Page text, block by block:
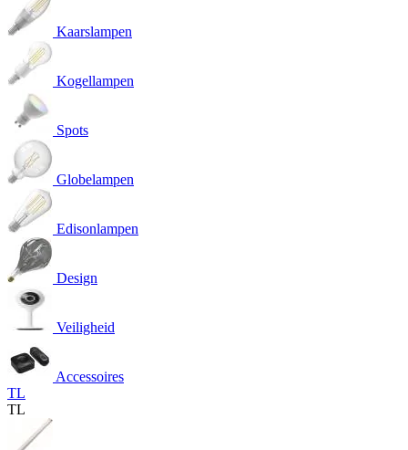
Kaarslampen
Kogellampen
Spots
Globelampen
Edisonlampen
Design
Veiligheid
Accessoires
TL
TL